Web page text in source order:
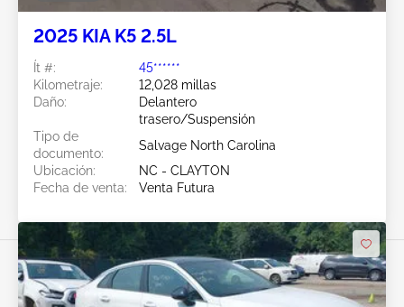
2025 KIA K5 2.5L
Ít #:
45******
Kilometraje:
12,028 millas
Daño:
Delantero
trasero/Suspensión
Tipo de
documento:
Salvage North Carolina
Ubicación:
NC - CLAYTON
Fecha de venta:
Venta Futura